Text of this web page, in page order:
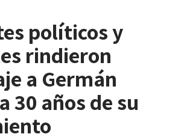
políticos y
rindieron
a Germán
30 años de su